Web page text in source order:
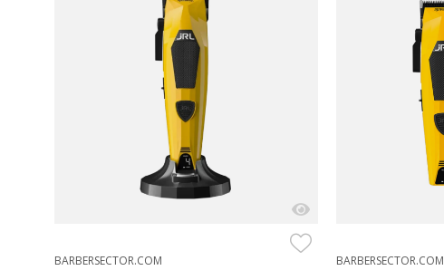
BARBERSECTOR.COM BARBERSECTOR.COM